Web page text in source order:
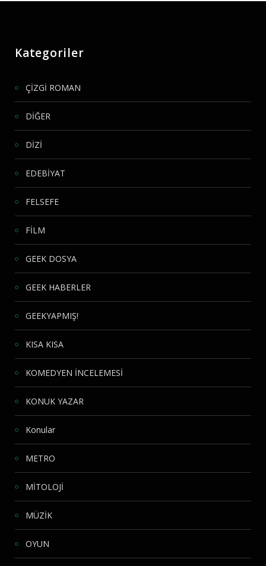
Kategoriler
ÇİZGİ ROMAN
DİĞER
DİZİ
EDEBİYAT
FELSEFE
FİLM
GEEK DOSYA
GEEK HABERLER
GEEKYAPMIŞ!
KISA KISA
KOMEDYEN İNCELEMESİ
KONUK YAZAR
Konular
METRO
MİTOLOJİ
MÜZİK
OYUN